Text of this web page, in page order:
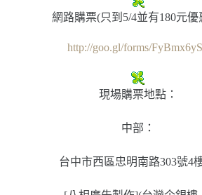
網路購票(只到5/4並有180元優
http://goo.gl/forms/
現場購票地點：
中部：
台中市西區忠明南路303號4